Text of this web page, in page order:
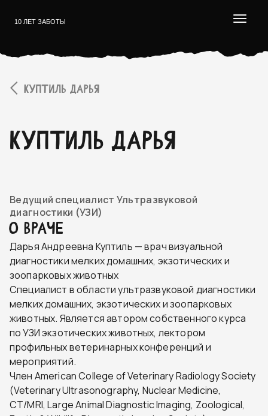
10 ЛЕТ ЗАБОТЫ
КУПТИЛЬ ДАРЬЯ
КУПТИЛЬ ДАРЬЯ
Ведущий специалист Ультразвуковой
диагностики (УЗИ)
О ВРАЧЕ
Дарья Андреевна Куптиль — врач визуальной
диагностики мелких домашних, экзотических и
зоопарковых животных
Специалист в области ультразвуковой диагностики
мелких домашних, экзотических и зоопарковых
животных. Является автором собственного курса
по УЗИ экзотических животных, лектором
профильных ветеринарных конференций и
мероприятий.
Член American College of Veterinary Radiology Society
(Veterinary Ultrasonography, Nuclear Medicine,
CT/MRI, Large Animal Diagnostic Imaging, Zoological,